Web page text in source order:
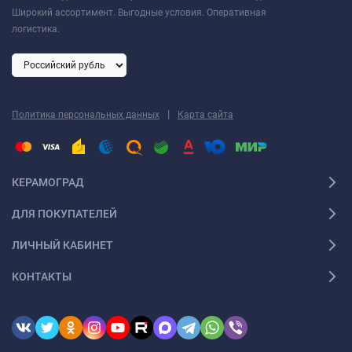
Широкий ассортимент. Выгодные условия. Оперативная
логистика.
Политика персональных данных | Карта сайта
КЕРАМОГРАД
ДЛЯ ПОКУПАТЕЛЕЙ
ЛИЧНЫЙ КАБИНЕТ
КОНТАКТЫ